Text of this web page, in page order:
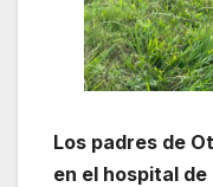
Los padres de
en el hospital